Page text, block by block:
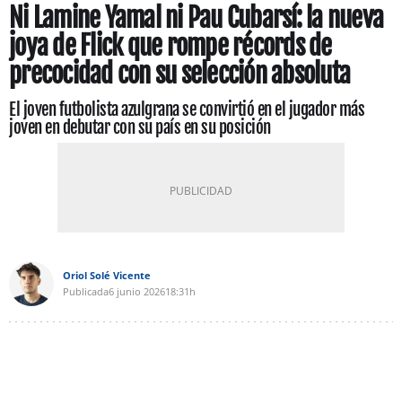
Ni Lamine Yamal ni Pau Cubarsí: la nueva
joya de Flick que rompe récords de
precocidad con su selección absoluta
El joven futbolista azulgrana se convirtió en el jugador más
joven en debutar con su país en su posición
Oriol Solé Vicente
Publicada6 junio 202618:31h